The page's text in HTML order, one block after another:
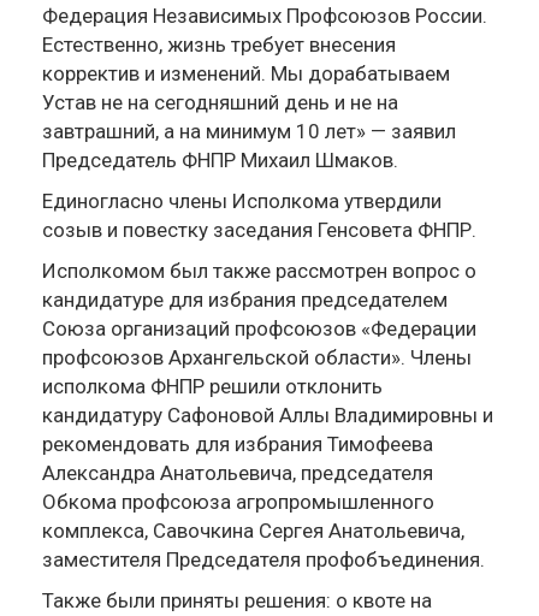
Федерация Независимых Профсоюзов России.
Естественно, жизнь требует внесения
корректив и изменений. Мы дорабатываем
Устав не на сегодняшний день и не на
завтрашний, а на минимум 10 лет» — заявил
Председатель ФНПР Михаил Шмаков.
Единогласно члены Исполкома утвердили
созыв и повестку заседания Генсовета ФНПР.
Исполкомом был также рассмотрен вопрос о
кандидатуре для избрания председателем
Союза организаций профсоюзов «Федерации
профсоюзов Архангельской области». Члены
исполкома ФНПР решили отклонить
кандидатуру Сафоновой Аллы Владимировны и
рекомендовать для избрания Тимофеева
Александра Анатольевича, председателя
Обкома профсоюза агропромышленного
комплекса, Савочкина Сергея Анатольевича,
заместителя Председателя профобъединения.
Также были приняты решения: о квоте на